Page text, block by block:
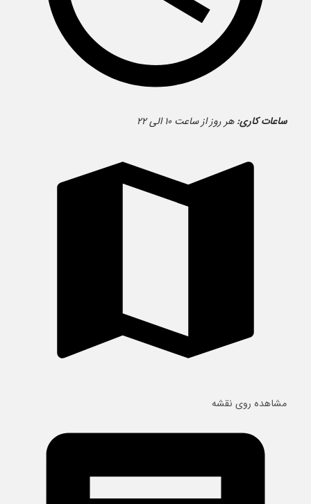
ساعات کاری: هر روز از ساعت ۱۰ الی ۲۲
مشاهده روی نقشه